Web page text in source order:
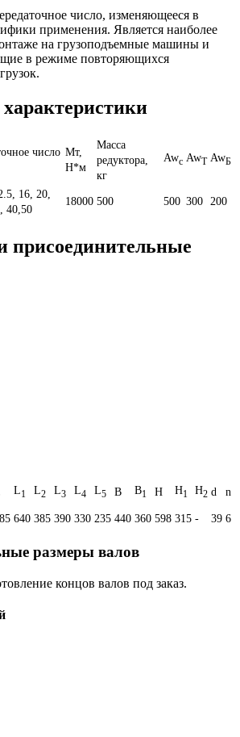
число, изменяющееся в
применения. Является наиболее
на грузоподъемные машины и
в режиме повторяющихся
число Мт,
Н*м
Масса
редуктора,
кг
Awc AwT AwБ
16, 20,
40,50
18000 500 500 300 200
присоединительные
L1 L2 L3 L4 L5 B B1 H H1 H2 d n
640 385 390 330 235 440 360 598 315 - 39 6
размеры валов
концов валов под заказ.